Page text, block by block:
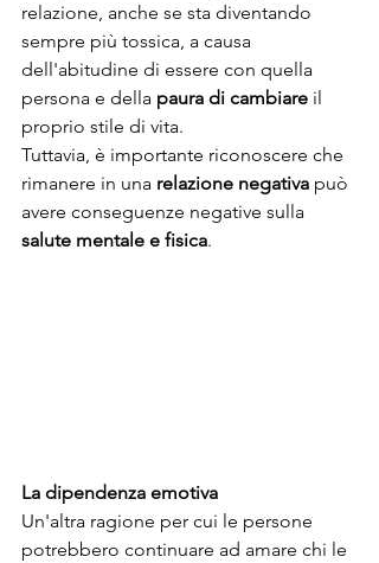
relazione, anche se sta diventando
sempre più tossica, a causa
dell'abitudine di essere con quella
persona e della paura di cambiare il
proprio stile di vita.
Tuttavia, è importante riconoscere che
rimanere in una relazione negativa può
avere conseguenze negative sulla
salute mentale e fisica.
La dipendenza emotiva
Un'altra ragione per cui le persone
potrebbero continuare ad amare chi le